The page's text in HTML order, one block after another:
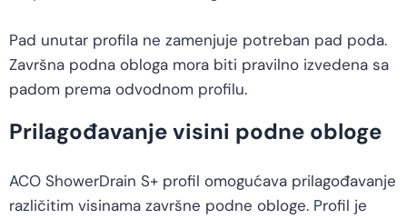
Pad unutar profila ne zamenjuje potreban pad poda.
Završna podna obloga mora biti pravilno izvedena sa
padom prema odvodnom profilu.
Prilagođavanje visini podne obloge
ACO ShowerDrain S+ profil omogućava prilagođavanje
različitim visinama završne podne obloge. Profil je